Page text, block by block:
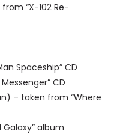
“X-102 Re-
Spaceship” CD
CD
– taken from “Where
Galaxy” album